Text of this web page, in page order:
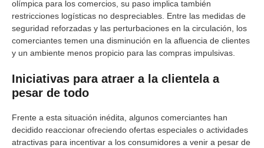
olímpica para los comercios, su paso implica también
restricciones logísticas no despreciables. Entre las medidas de
seguridad reforzadas y las perturbaciones en la circulación, los
comerciantes temen una disminución en la afluencia de clientes
y un ambiente menos propicio para las compras impulsivas.
Iniciativas para atraer a la clientela a
pesar de todo
Frente a esta situación inédita, algunos comerciantes han
decidido reaccionar ofreciendo ofertas especiales o actividades
atractivas para incentivar a los consumidores a venir a pesar de